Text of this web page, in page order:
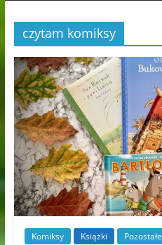
czytam komiksy
Komiksy Książki Pozostałe